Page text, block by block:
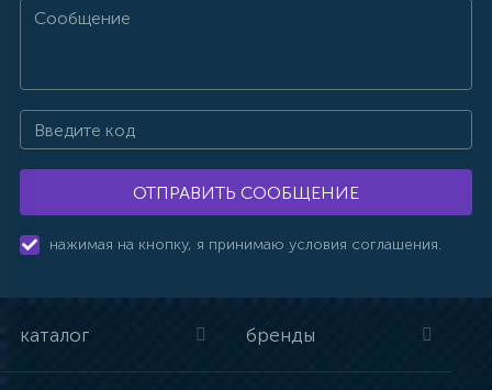
ОТПРАВИТЬ СООБЩЕНИЕ
нажимая на кнопку, я принимаю условия соглашения.
каталог бренды